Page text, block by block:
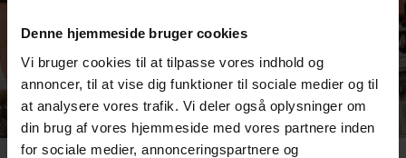
Denne hjemmeside bruger cookies
Vi bruger cookies til at tilpasse vores indhold og
annoncer, til at vise dig funktioner til sociale medier og til
at analysere vores trafik. Vi deler også oplysninger om
din brug af vores hjemmeside med vores partnere inden
for sociale medier, annonceringspartnere og